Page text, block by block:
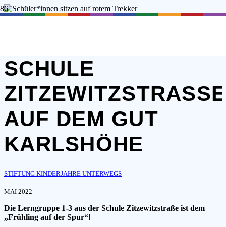
SCHULE
ZITZEWITZSTRASSE A
UF DEM GUT K
ARLSHÖHE
STIFTUNG KINDERJAHRE UNTERWEGS
–
MAI 2022
Die Lerngruppe 1-3 aus der Schule Zitzewitzstraße ist dem
„Frühling auf der Spur“!